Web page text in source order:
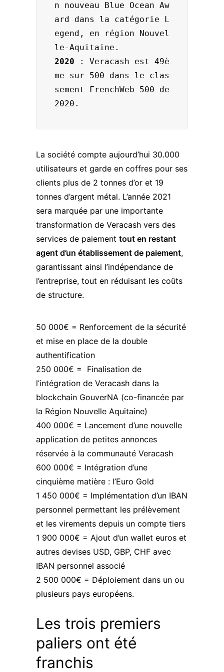
n nouveau Blue Ocean Aw
ard dans la catégorie L
egend, en région Nouvel
2020 : Veracash est 49è
me sur 500 dans le clas
sement FrenchWeb 500 de
2020.
La société compte aujourd’hui 30.000
utilisateurs et garde en coffres pour ses
clients plus de 2 tonnes d’or et 19
tonnes d’argent métal. L’année 2021
sera marquée par une importante
transformation de Veracash vers des
services de paiement tout en restant
agent d’un établissement de paiement,
garantissant ainsi l’indépendance de
l’entreprise, tout en réduisant les coûts
de structure.
50 000€ = Renforcement de la sécurité
et mise en place de la double
authentification
250 000€ = Finalisation de
l’intégration de Veracash dans la
blockchain GouverNA (co-financée par
la Région Nouvelle Aquitaine)
400 000€ = Lancement d’une nouvelle
application de petites annonces
réservée à la communauté Veracash
600 000€ = Intégration d’une
cinquième matière : l’Euro Gold
1 450 000€ = Implémentation d’un IBAN
personnel permettant les prélèvement
et les virements depuis un compte tiers
1 900 000€ = Ajout d’un wallet euros et
autres devises USD, GBP, CHF avec
IBAN personnel associé
2 500 000€ = Déploiement dans un ou
plusieurs pays européens.
Les trois premiers
paliers ont été
franchis